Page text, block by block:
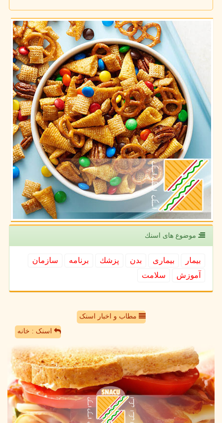
موضوع های اسنك
بیمار بیماری بدن پزشك برنامه
سازمان
آموزش
سلامت
مطاب و اخبار اسنک
اسنک : خانه